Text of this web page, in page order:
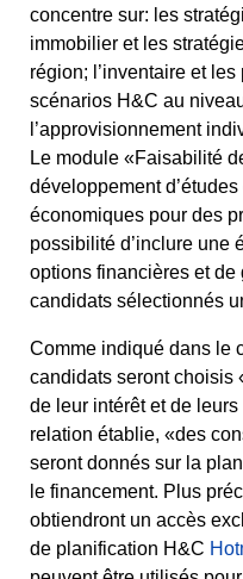
concentre sur: les
immobilier et les
région; l’inventaire et
scénarios H&C au
l’approvisionnement
Le module «Faisabilité
développement
économiques pour des
possibilité d’inclure une
options financières et
candidats sélectionnés
Comme indiqué dans le
candidats seront choisis
de leur intérêt et de
relation établie, «des
seront donnés sur la
le financement. Plus
obtiendront un accès
de planification H&C